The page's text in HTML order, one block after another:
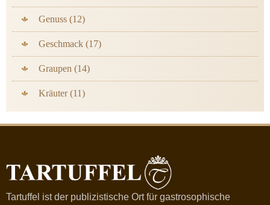
Genuss (12)
Geschmack (17)
Graupen (14)
Kräuter (11)
Tartuffel ist der publizistische Ort für gastrosophische